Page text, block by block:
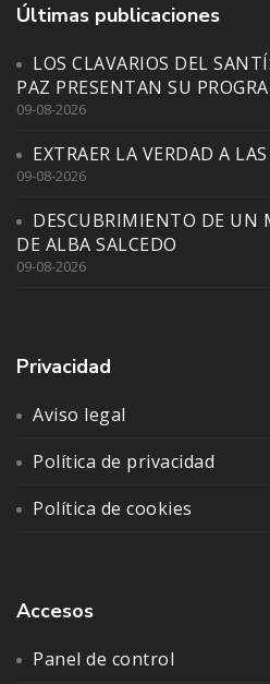
Últimas publicaciones
LOS CLAVARIOS DEL
PAZ PRESENTAN SU
09-08-2026
EXTRAER LA VERDAD A
09-08-2026
DESCUBRIMIENTO DE UN
DE ALBA SALCEDO
09-08-2026
Privacidad
Aviso legal
Política de privacidad
Política de cookies
Accesos
Panel de control